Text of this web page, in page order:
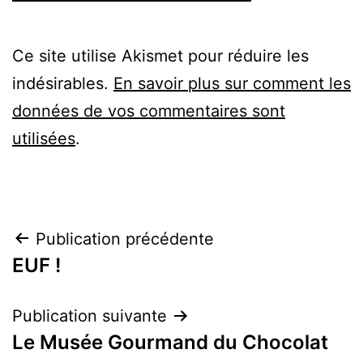
Ce site utilise Akismet pour réduire les
indésirables. En savoir plus sur comment les
données de vos commentaires sont
utilisées.
Navigation
de
l’article
Publication précédente
EUF !
Publication suivante
Le Musée Gourmand du Chocolat